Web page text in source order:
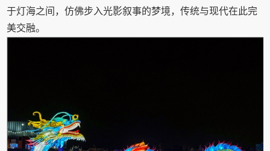
于灯海之间，仿佛步入光影叙事的梦境，传统与现代在此完
美交融。